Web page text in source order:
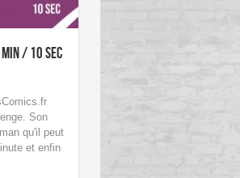
/ 10 sec
Son
qu'il peut
et enfin